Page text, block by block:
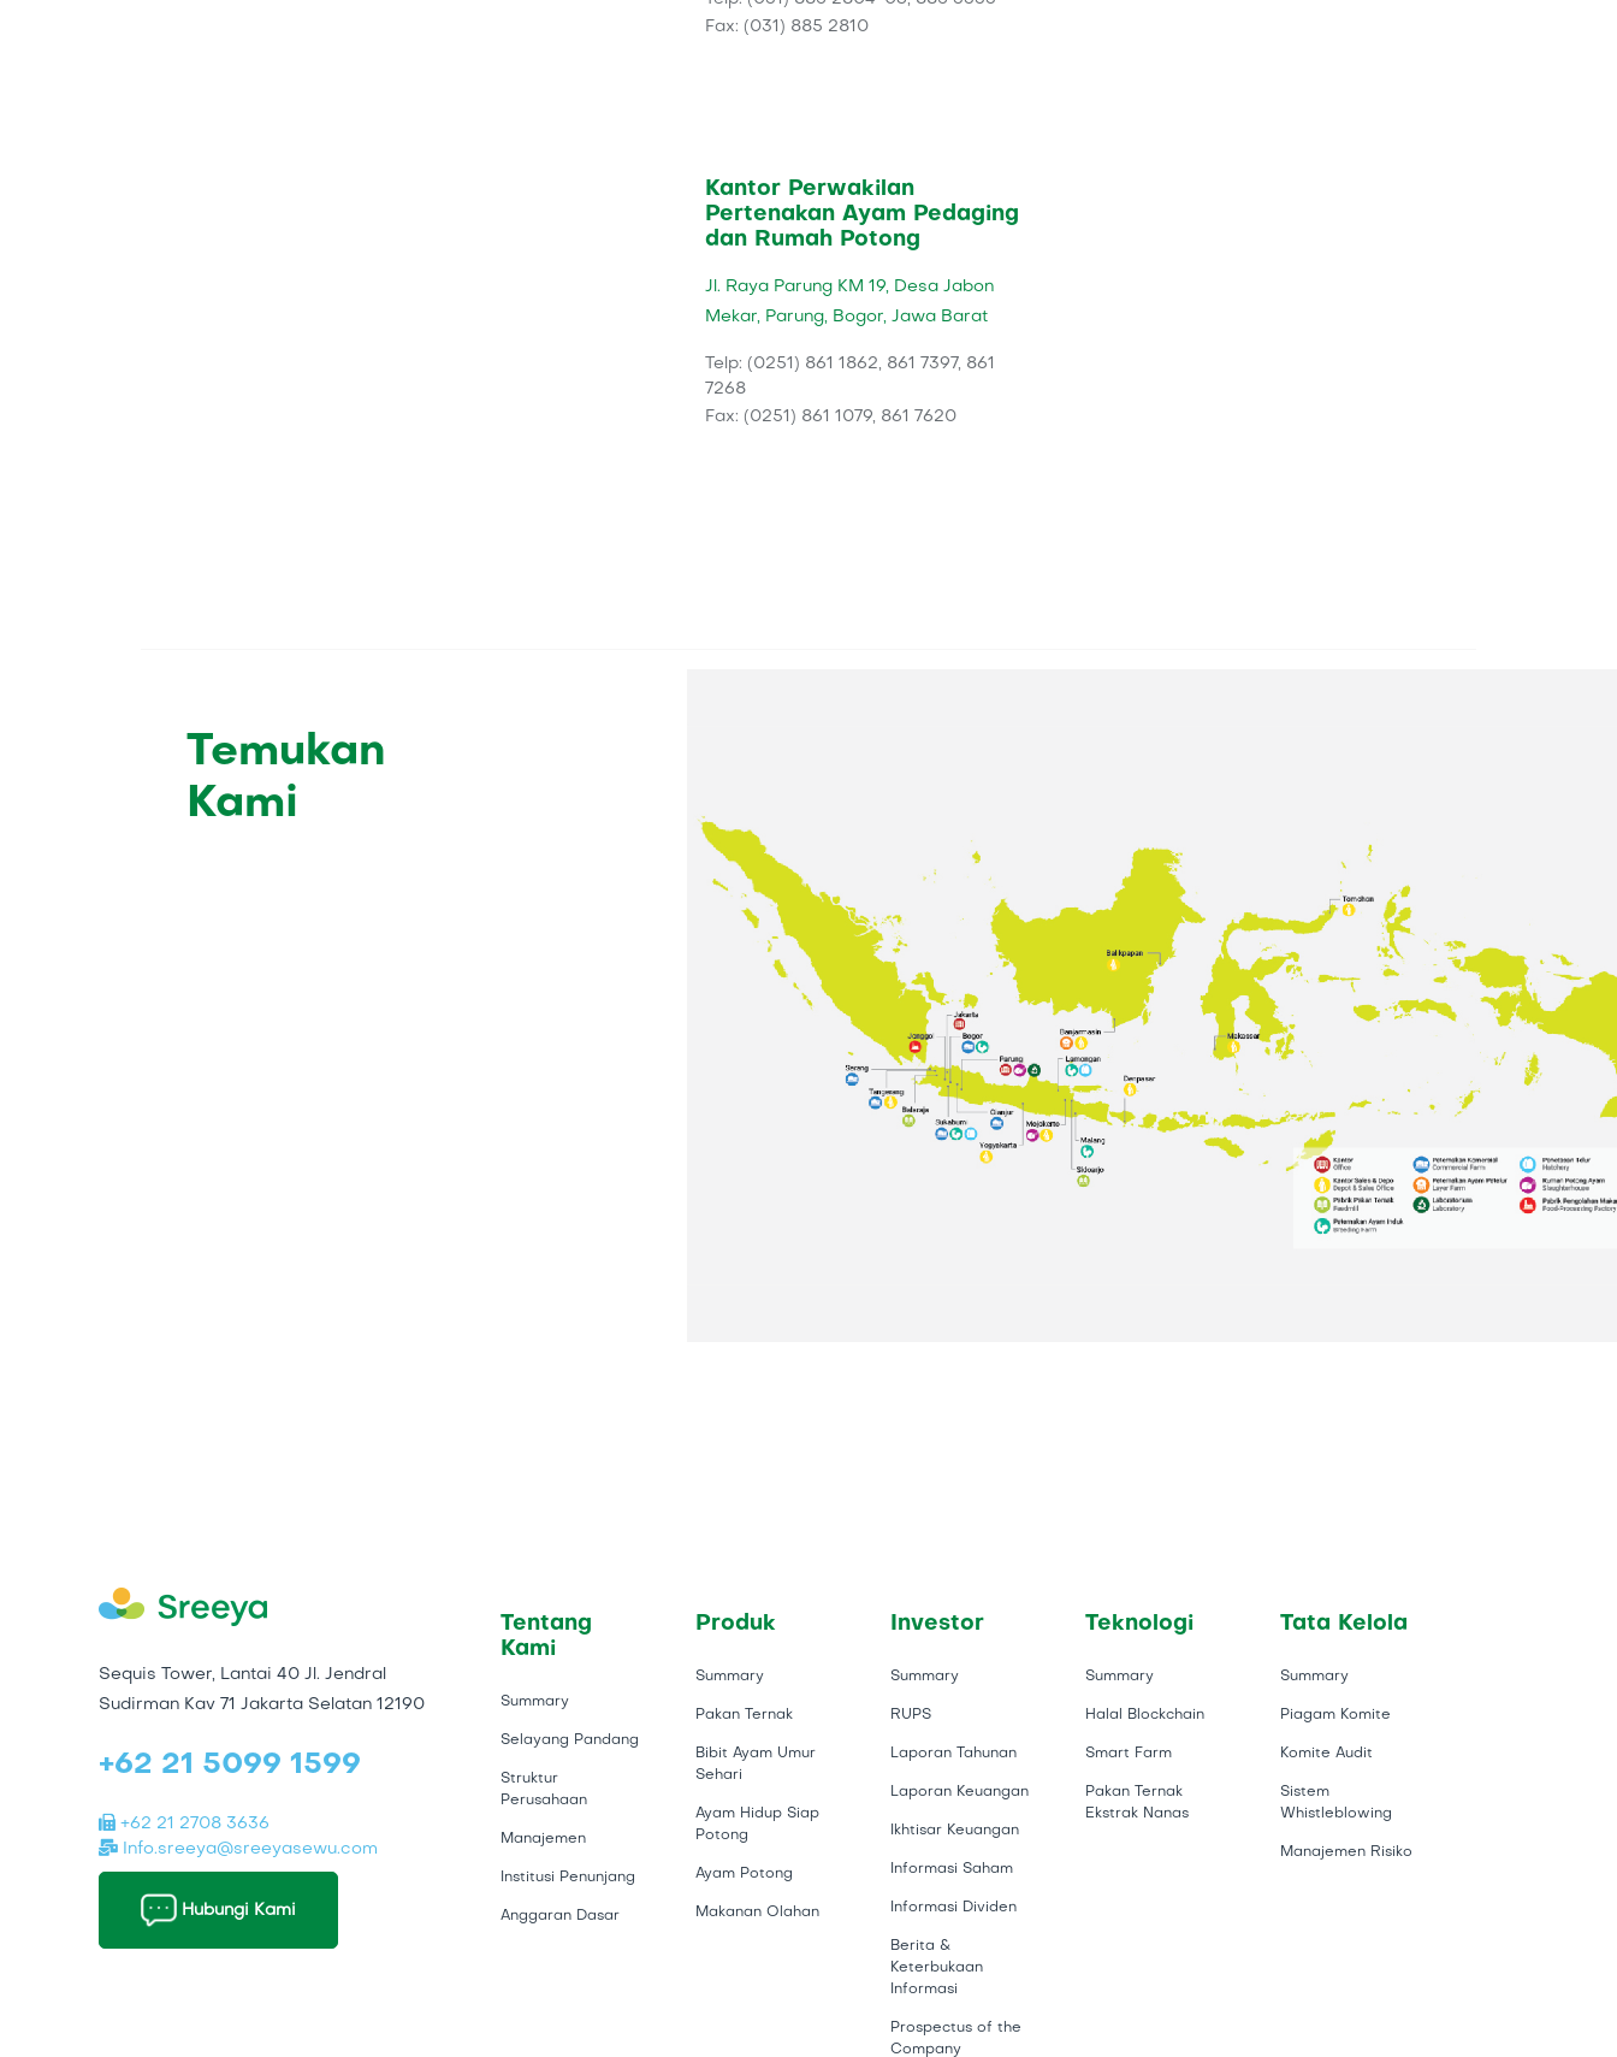
Fax: (031) 885 2810
Kantor Perwakilan
Pertenakan Ayam Pedaging
dan Rumah Potong
Jl. Raya Parung KM 19, Desa Jabon
Mekar, Parung, Bogor, Jawa Barat
Telp: (0251) 861 1862, 861 7397, 861
7268
Fax: (0251) 861 1079, 861 7620
Temukan
Kami
Sequis Tower, Lantai 40 Jl. Jendral
Sudirman Kav 71 Jakarta Selatan 12190
+62 21 5099 1599
+62 21 2708 3636
Info.sreeya@sreeyasewu.com
Hubungi Kami
Tentang
Kami
Summary
Selayang Pandang
Struktur
Perusahaan
Manajemen
Institusi Penunjang
Anggaran Dasar
Produk
Summary
Pakan Ternak
Bibit Ayam Umur
Sehari
Ayam Hidup Siap
Potong
Ayam Potong
Makanan Olahan
Investor
Summary
RUPS
Laporan Tahunan
Laporan Keuangan
Ikhtisar Keuangan
Informasi Saham
Informasi Dividen
Berita &
Keterbukaan
Informasi
Prospectus of the
Company
Teknologi
Summary
Halal Blockchain
Smart Farm
Pakan Ternak
Ekstrak Nanas
Tata Kelola
Summary
Piagam Komite
Komite Audit
Sistem
Whistleblowing
Manajemen Risiko